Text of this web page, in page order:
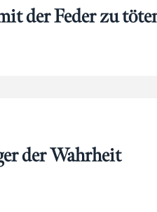
der Feder zu
der Wahrheit